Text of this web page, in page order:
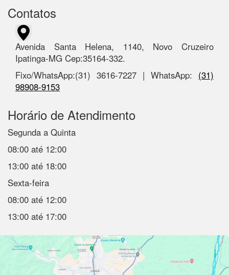
Contatos
Avenida Santa Helena, 1140, Novo Cruzeiro
Ipatinga-MG Cep:35164-332.
Fixo/WhatsApp:(31) 3616-7227 | WhatsApp: (31)
98908-9153
Horário de Atendimento
Segunda a Quinta
08:00 até 12:00
13:00 até 18:00
Sexta-feira
08:00 até 12:00
13:00 até 17:00